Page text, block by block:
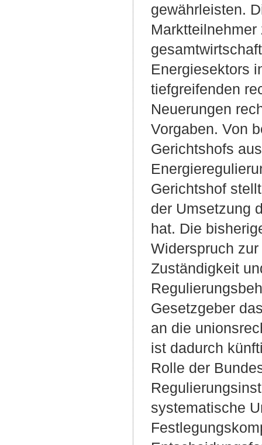
gewährleisten.
Energiesektors
tiefgreifenden
Neuerungen
Vorgaben. Von
Gerichtshofs
Gerichtshof
der Umsetzung
hat. Die
Widerspruch
Zuständigkeit
Gesetzgeber
an die
ist dadurch
Rolle der
systematische